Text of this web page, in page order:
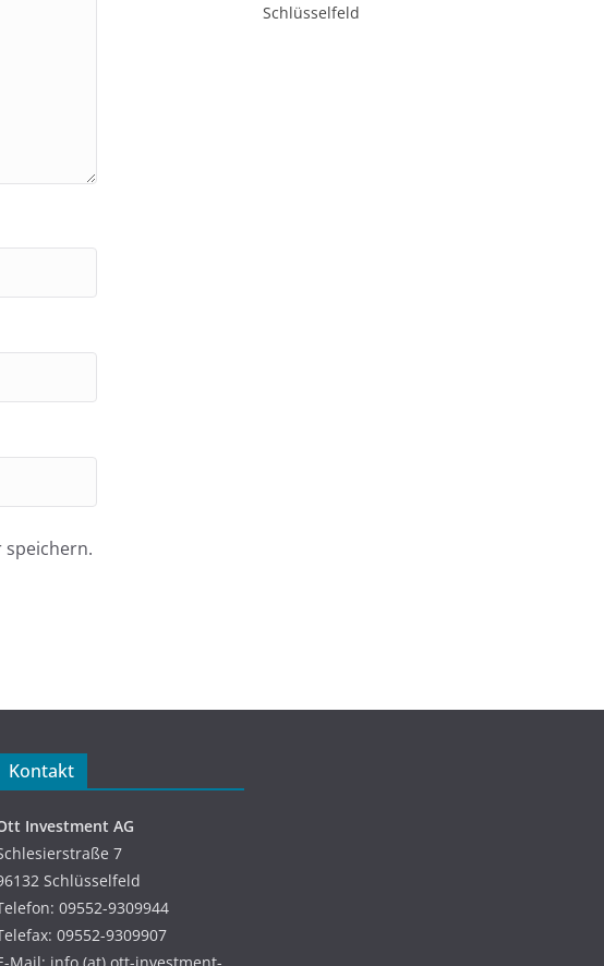
speichern.
Schlüsselfeld
Kontakt
Investment AG
7
Schlüsselfeld
09552-9309944
09552-9309907